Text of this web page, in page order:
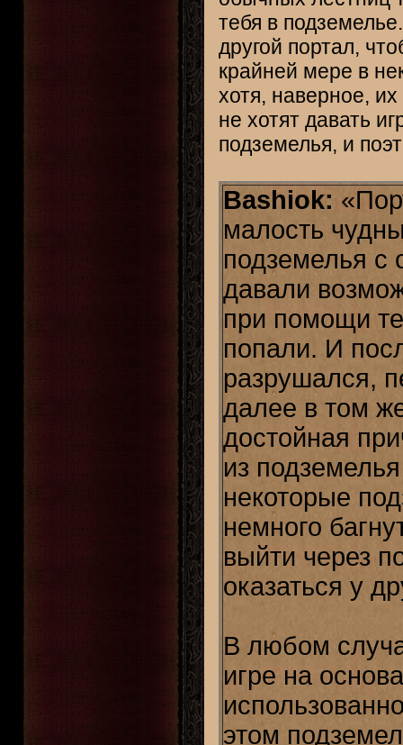
тебя в
другой портал,
крайней мере в
хотя, наверное,
не хотят давать
подземелья, и
Bashiok:
малость
подземелья с
давали
при помощи
попали. И
разрушался,
далее в том
достойная
из
некоторые
немного
выйти через
оказаться у
В любом
игре на
этом